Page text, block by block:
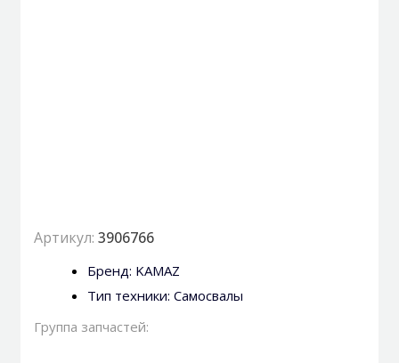
Артикул: 3906766
Бренд: KAMAZ
Тип техники: Самосвалы
Группа запчастей: